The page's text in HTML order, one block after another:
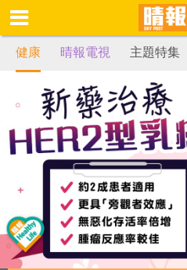
健康 晴報電視 主題特集